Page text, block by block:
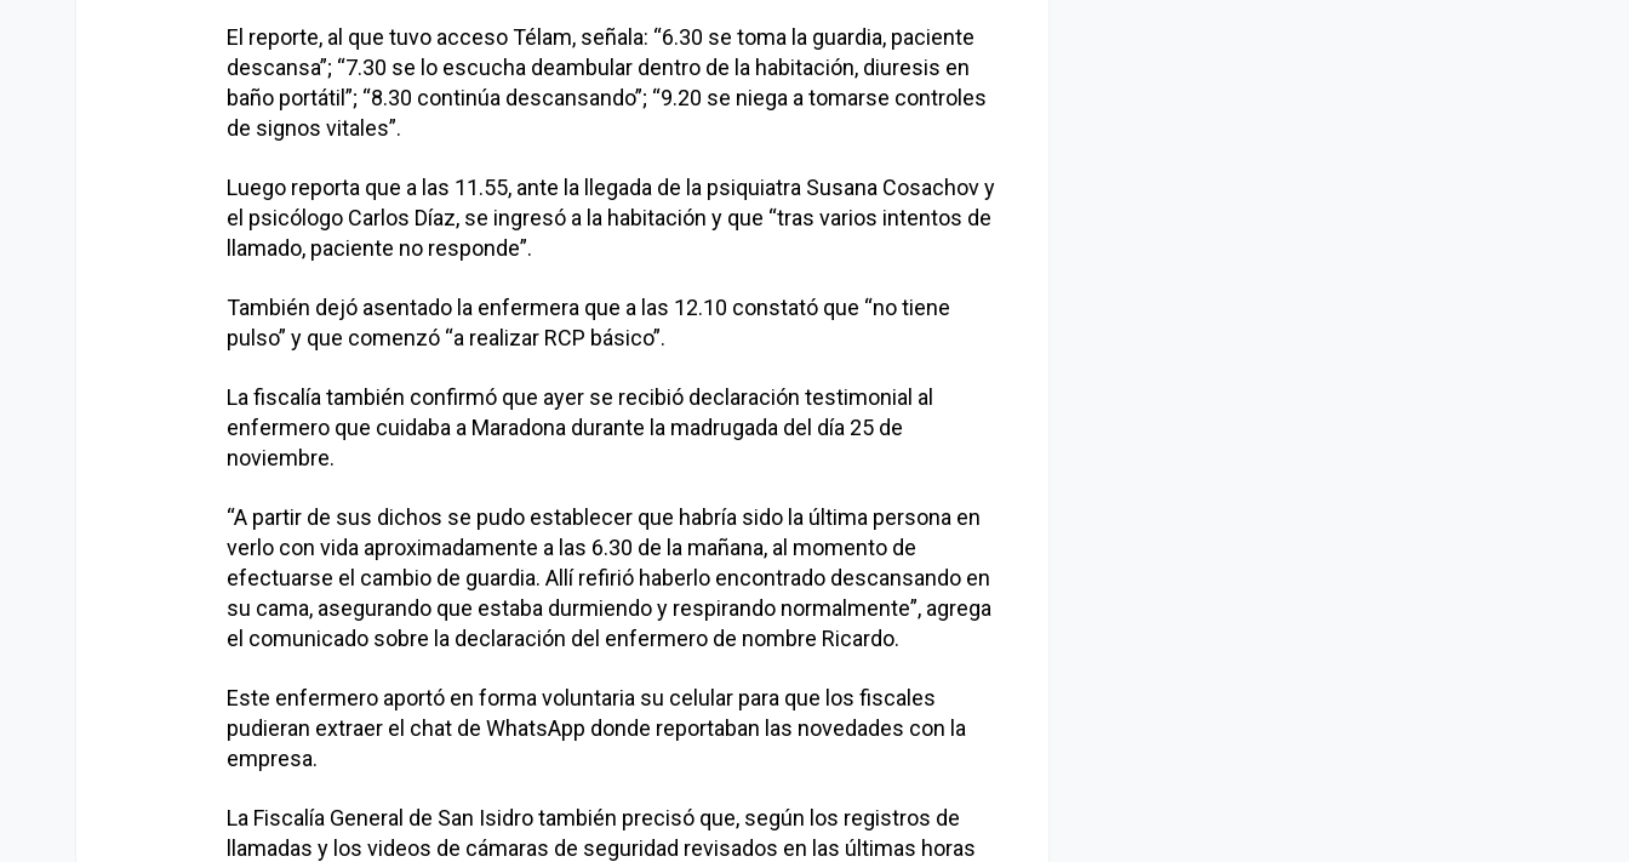
El reporte, al que tuvo acceso Télam, señala: “6.30 se toma la guardia, paciente
descansa”; “7.30 se lo escucha deambular dentro de la habitación, diuresis en
baño portátil”; “8.30 continúa descansando”; “9.20 se niega a tomarse controles
de signos vitales”.
Luego reporta que a las 11.55, ante la llegada de la psiquiatra Susana Cosachov y
el psicólogo Carlos Díaz, se ingresó a la habitación y que “tras varios intentos de
llamado, paciente no responde”.
También dejó asentado la enfermera que a las 12.10 constató que “no tiene
pulso” y que comenzó “a realizar RCP básico”.
La fiscalía también confirmó que ayer se recibió declaración testimonial al
enfermero que cuidaba a Maradona durante la madrugada del día 25 de
noviembre.
“A partir de sus dichos se pudo establecer que habría sido la última persona en
verlo con vida aproximadamente a las 6.30 de la mañana, al momento de
efectuarse el cambio de guardia. Allí refirió haberlo encontrado descansando en
su cama, asegurando que estaba durmiendo y respirando normalmente”, agrega
el comunicado sobre la declaración del enfermero de nombre Ricardo.
Este enfermero aportó en forma voluntaria su celular para que los fiscales
pudieran extraer el chat de WhatsApp donde reportaban las novedades con la
empresa.
La Fiscalía General de San Isidro también precisó que, según los registros de
llamadas y los videos de cámaras de seguridad revisados en las últimas horas